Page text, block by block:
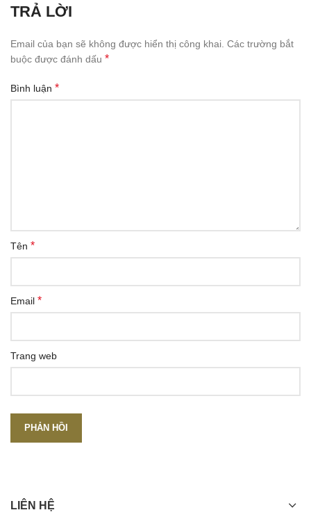
TRẢ LỜI
Email của bạn sẽ không được hiển thị công khai. Các trường bắt
buộc được đánh dấu *
Bình luận *
Tên *
Email *
Trang web
LIÊN HỆ